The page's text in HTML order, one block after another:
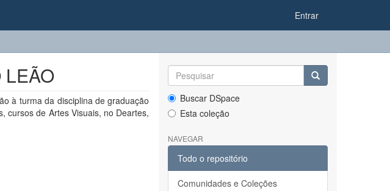
Entrar
LEÃO
à turma da disciplina de graduação
cursos de Artes Visuais, no Deartes,
Buscar DSpace
Esta coleção
NAVEGAR
Todo o repositório
Comunidades e Coleções